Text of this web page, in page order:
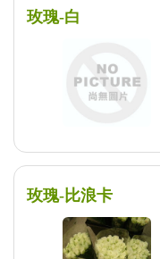
玫瑰-白
玫瑰-比浪卡